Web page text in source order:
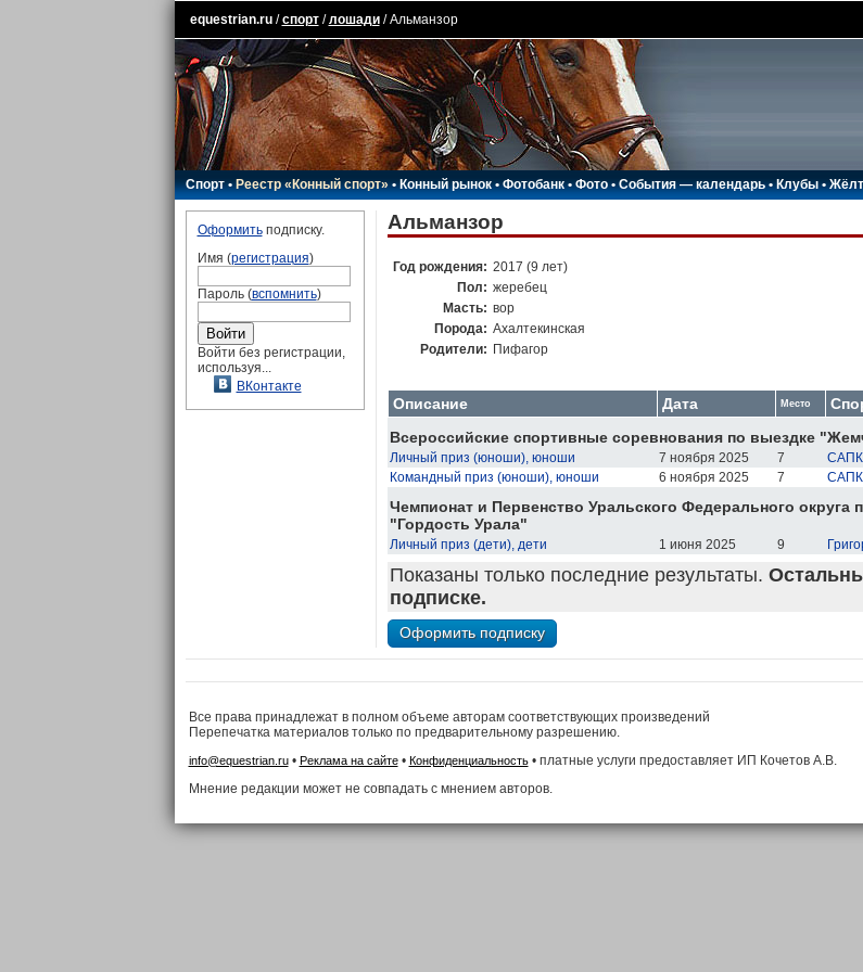
equestrian.ru/спорт/лошади/ Альманзор
Спорт•Реестр «Конный спорт»•Конный рынок•Фотобанк •Фото•События — календарь•Клубы •
Оформитьподписку.
Имя (регистрация)
Пароль (вспомнить)
Войти без регистрации,
используя...
ВКонтакте
Альманзор
Год рождения: 2017 (9 лет)
Пол: жеребец
Масть: вор
Порода: Ахалтекинская
Родители: Пифагор
Описание Дата Место
Всероссийские спортивные соревнования по выездке
Личный приз (юноши), юноши 7 ноября 2025 7
Командный приз (юноши), юноши
6 ноября 2025 7
Чемпионат и Первенство Уральского Федерального округа
"Гордость Урала"
Личный приз (дети), дети 1 июня 2025 9
Показаны только последние результаты.
подписке.
Все права принадлежат в полном объеме авторам соответствующих произведений
Перепечатка материалов только по предварительному разрешению.
info@equestrian.ru• Реклама на сайте• Конфиденциальность• платные услуги предоставляет ИП Кочетов А.В.
Мнение редакции может не совпадать с мнением авторов.